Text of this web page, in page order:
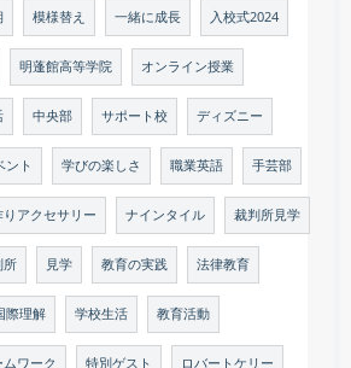
模様替え 一緒に成長 入校式2024
明蓬館高等学院 オンライン授業
中央部 サポート校 ディズニー
ント 学びの楽しさ 職業英語 手芸部
りアクセサリー ナインタイル 裁判所見学
所 見学 教育の実践 法律教育
際理解 学校生活 教育活動
ムワーク 特別ゲスト ロバートケリー